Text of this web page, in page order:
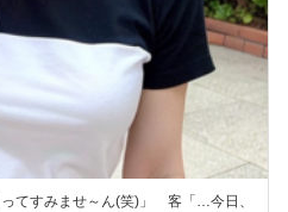
てすみませ～ん(笑)」 客「…今日、